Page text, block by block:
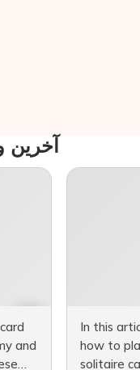
آخرین
In this
how to
solitaire
and